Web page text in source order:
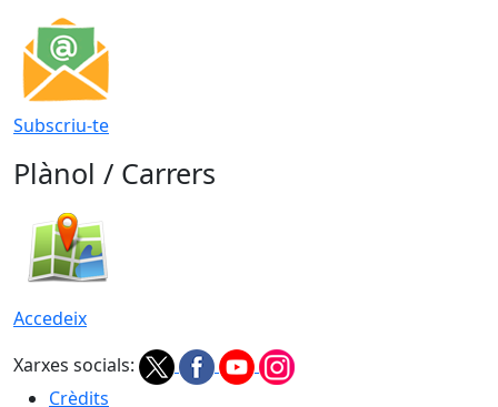
Subscriu-te
Plànol / Carrers
Accedeix
Xarxes socials:
Crèdits